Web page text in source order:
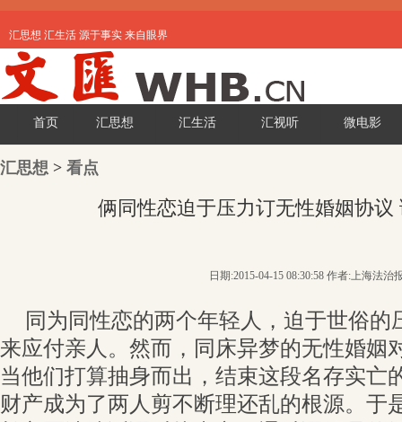
汇思想 汇生活 源于事实 来自眼界
首页 汇思想 汇生活 汇视听 微电影
汇思想 > 看点
俩同性恋迫于压力订无性婚姻协议
日期:2015-04-15 08:30:58 作者:上海法治
同为同性恋的两个年轻人，迫于世俗的
来应付亲人。然而，同床异梦的无性婚姻
当他们打算抽身而出，结束这段名存实亡
财产成为了两人剪不断理还乱的根源。于